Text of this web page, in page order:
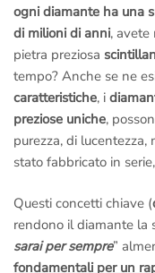
ogni diamante ha una
di milioni di anni, avete
pietra preziosa
tempo? Anche se ne
caratteristiche, i
preziose uniche,
purezza, di lucentezza,
stato fabbricato in
Questi concetti chiave (
rendono il diamante la
sarai per sempre”
fondamentali per un